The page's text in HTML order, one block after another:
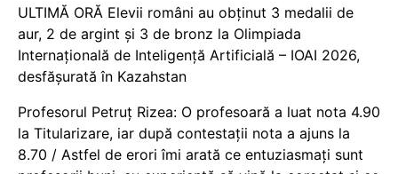
ULTIMĂ ORĂ Elevii români au obținut 3 medalii de
aur, 2 de argint și 3 de bronz la Olimpiada
Internațională de Inteligență Artificială – IOAI 2026,
desfășurată în Kazahstan
Profesorul Petruț Rizea: O profesoară a luat nota 4.90
la Titularizare, iar după contestații nota a ajuns la
8.70 / Astfel de erori îmi arată ce entuziasmați sunt